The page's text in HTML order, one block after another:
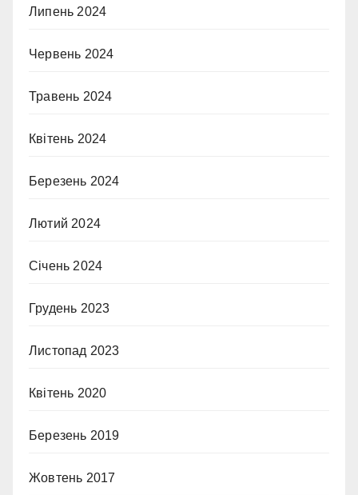
Липень 2024
Червень 2024
Травень 2024
Квітень 2024
Березень 2024
Лютий 2024
Січень 2024
Грудень 2023
Листопад 2023
Квітень 2020
Березень 2019
Жовтень 2017